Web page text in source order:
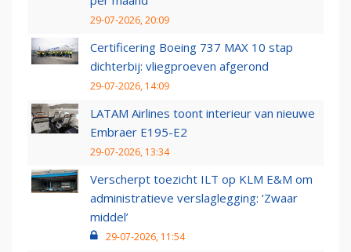
29-07-2026, 20:09
Certificering Boeing 737 MAX 10 stap
dichterbij: vliegproeven afgerond
29-07-2026, 14:09
LATAM Airlines toont interieur van nieuwe
Embraer E195-E2
29-07-2026, 13:34
Verscherpt toezicht ILT op KLM E&M om
administratieve verslaglegging: ‘Zwaar
middel’
29-07-2026, 11:54